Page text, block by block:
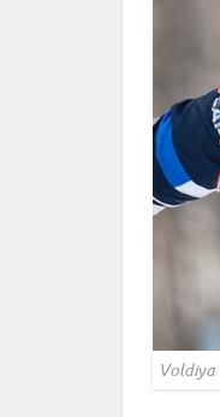
Voldiya